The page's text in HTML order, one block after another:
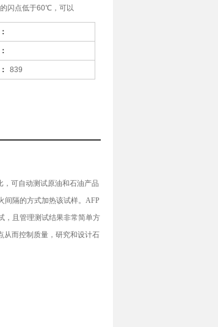
闪点低于60℃，可以
839
可自动测试原油和石油产品
间隔的方式加热该试样。AFP
，且管理测试结果非常简单方
从而控制质量，研究和设计石